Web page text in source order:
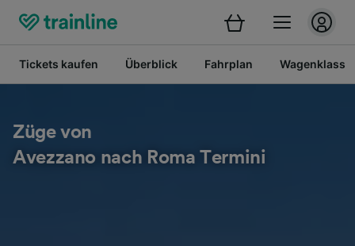
Tickets kaufen Überblick Fahrplan
Züge von
Avezzano nach Roma Termini